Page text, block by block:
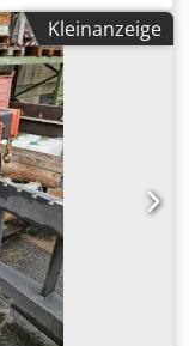
kontrolliert
Kleinanzeige